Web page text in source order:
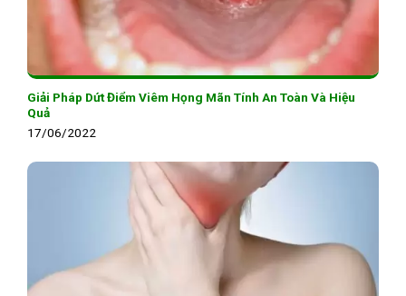
Giải Pháp Dứt Điểm Viêm Họng Mãn Tính An Toàn Và Hiệu
Quả
17/06/2022